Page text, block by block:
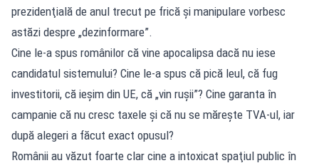
prezidenţială de anul trecut pe frică şi manipulare vorbesc
astăzi despre „dezinformare”.
Cine le-a spus românilor că vine apocalipsa dacă nu iese
candidatul sistemului? Cine le-a spus că pică leul, că fug
investitorii, că ieşim din UE, că „vin ruşii”? Cine garanta în
campanie că nu cresc taxele şi că nu se măreşte TVA-ul, iar
după alegeri a făcut exact opusul?
Românii au văzut foarte clar cine a intoxicat spaţiul public în